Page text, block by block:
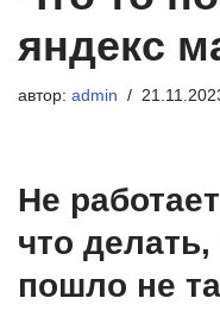
яндекс
автор: admin
Не
что
пошло не